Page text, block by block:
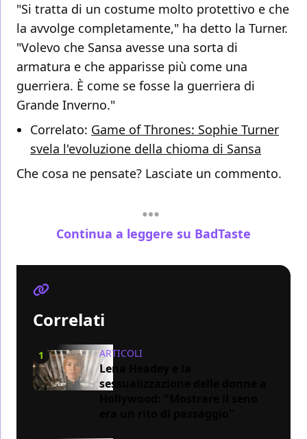
"Si tratta di un costume molto protettivo e che
la avvolge completamente," ha detto la Turner.
"Volevo che Sansa avesse una sorta di
armatura e che apparisse più come una
guerriera. È come se fosse la guerriera di
Grande Inverno."
Correlato: Game of Thrones: Sophie Turner
svela l'evoluzione della chioma di Sansa
Che cosa ne pensate? Lasciate un commento.
Continua a leggere su BadTaste
Correlati
1 ARTICOLI
Lena Headey e la
sessualizzazione delle donne a